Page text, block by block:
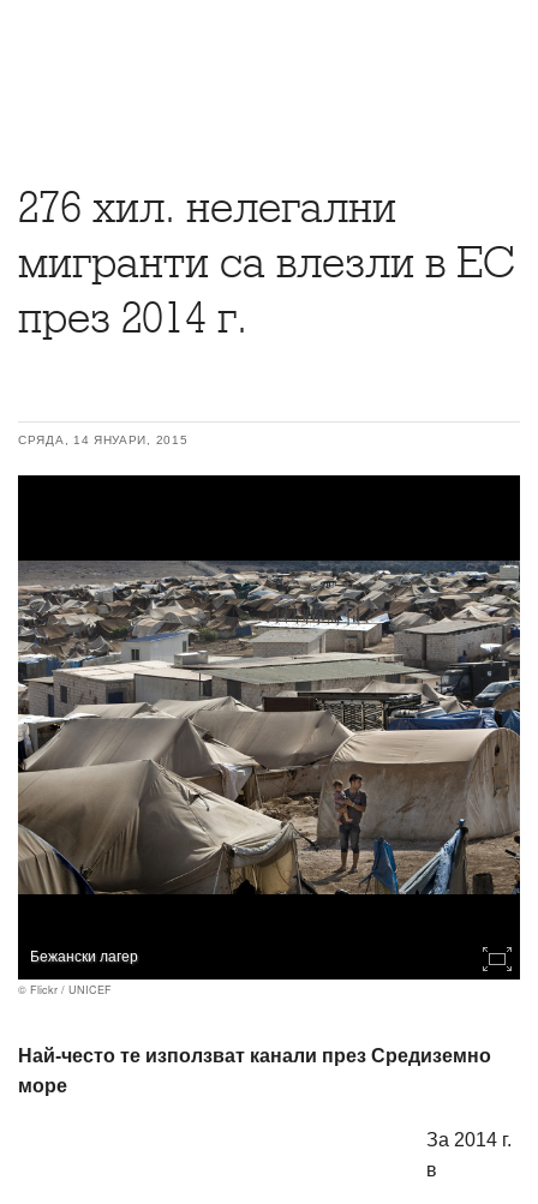
276 хил. нелегални
мигранти са влезли в ЕС
през 2014 г.
СРЯДА, 14 ЯНУАРИ, 2015
Бежански лагер
© Flickr / UNICEF
Най-често те използват канали през Средиземно
море
За 2014 г.
в